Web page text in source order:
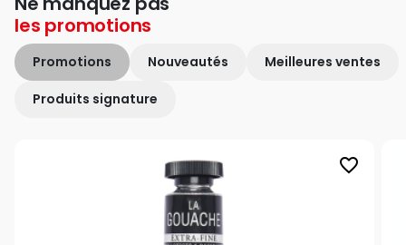
les promotions
Promotions Nouveautés Meilleures ventes
Produits signature
favorite_border